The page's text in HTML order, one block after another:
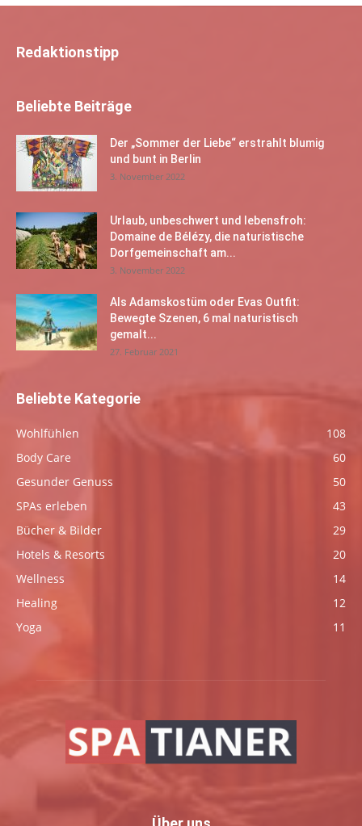
Redaktionstipp
Beliebte Beiträge
Der „Sommer der Liebe“ erstrahlt blumig
und bunt in Berlin
3. November 2022
Urlaub, unbeschwert und lebensfroh:
Domaine de Bélézy, die naturistische
Dorfgemeinschaft am...
3. November 2022
Als Adamskostüm oder Evas Outfit:
Bewegte Szenen, 6 mal naturistisch
gemalt...
27. Februar 2021
Beliebte Kategorie
Wohlfühlen
108
Body Care
60
Gesunder Genuss
50
SPAs erleben
43
Bücher & Bilder
29
Hotels & Resorts
20
Wellness
14
Healing
12
Yoga
11